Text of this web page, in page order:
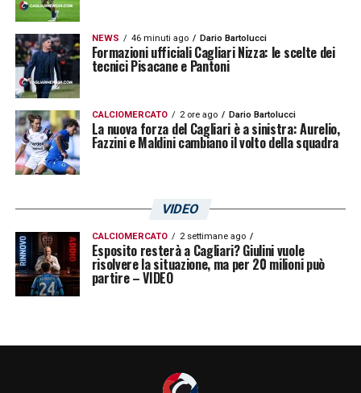
NEWS 46 minuti ago Dario Bartolucci
Formazioni ufficiali Cagliari Nizza: le scelte dei
tecnici Pisacane e Pantoni
CALCIOMERCATO 2 ore ago Dario Bartolucci
La nuova forza del Cagliari è a sinistra: Aurelio,
Fazzini e Maldini cambiano il volto della squadra
VIDEO
CALCIOMERCATO 2 settimane ago
Esposito resterà a Cagliari? Giulini vuole
risolvere la situazione, ma per 20 milioni può
partire – VIDEO